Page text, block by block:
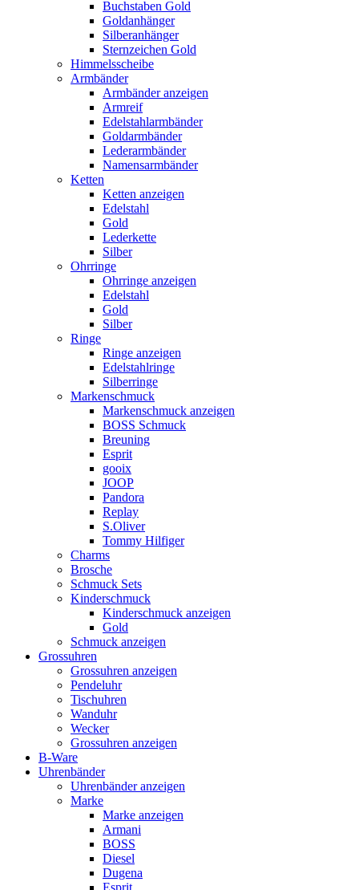
Buchstaben Gold
Goldanhänger
Silberanhänger
Sternzeichen Gold
Himmelsscheibe
Armbänder
Armbänder anzeigen
Armreif
Edelstahlarmbänder
Goldarmbänder
Lederarmbänder
Namensarmbänder
Ketten
Ketten anzeigen
Edelstahl
Gold
Lederkette
Silber
Ohrringe
Ohrringe anzeigen
Edelstahl
Gold
Silber
Ringe
Ringe anzeigen
Edelstahlringe
Silberringe
Markenschmuck
Markenschmuck anzeigen
BOSS Schmuck
Breuning
Esprit
gooix
JOOP
Pandora
Replay
S.Oliver
Tommy Hilfiger
Charms
Brosche
Schmuck Sets
Kinderschmuck
Kinderschmuck anzeigen
Gold
Schmuck anzeigen
Grossuhren
Grossuhren anzeigen
Pendeluhr
Tischuhren
Wanduhr
Wecker
Grossuhren anzeigen
B-Ware
Uhrenbänder
Uhrenbänder anzeigen
Marke
Marke anzeigen
Armani
BOSS
Diesel
Dugena
Esprit